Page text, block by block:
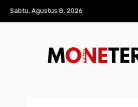
Sabtu, Agustus 8, 2026